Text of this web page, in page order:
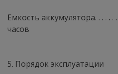
Емкость аккумулятора. . . . . .
часов
5. Порядок эксплуатации